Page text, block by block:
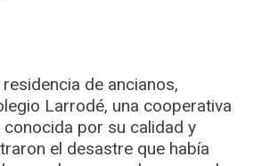
de ancianos,
Larrodé, una cooperativa
por su calidad y
el desastre que había